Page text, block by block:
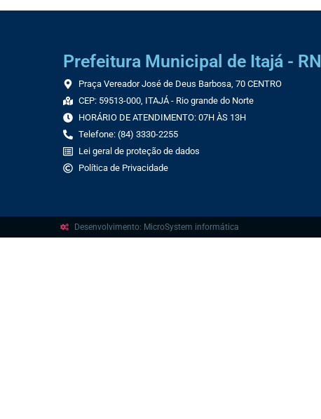
Prefeitura Municipal de Itajá - RN
Praça Vereador José de Deus Barbosa, 70 CENTRO
CEP: 59513-000, ITAJÁ - Rio grande do Norte
HORÁRIO DE ATENDIMENTO: 07H ÀS 13H
Telefone: (84) 3330-2255
Lei geral de proteção de dados
Política de Privacidade
Desenvolvimento: MicroSystem informática